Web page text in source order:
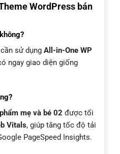
WordPress bán
sử dụng All-in-One WP
ngay giao diện giống
mẹ và bé 02 được tối
Vitals, giúp tăng tốc độ tải
PageSpeed Insights.